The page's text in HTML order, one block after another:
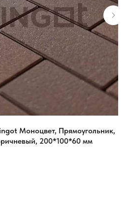
Моноцвет, Прямоугольник,
200*100*60 мм